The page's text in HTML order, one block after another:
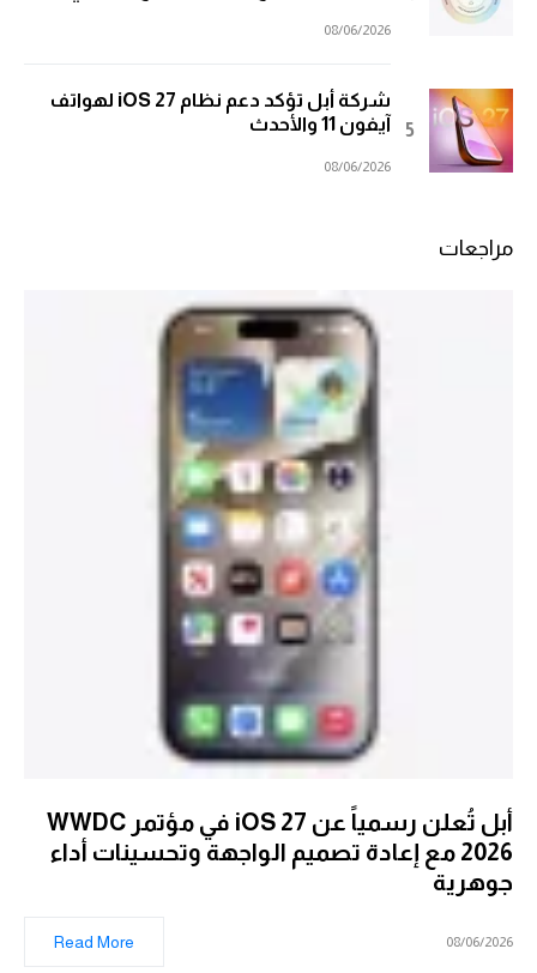
08/06/2026
شركة أبل تؤكد دعم نظام iOS 27 لهواتف
آيفون 11 والأحدث
08/06/2026
مراجعات
أبل تُعلن رسمياً عن iOS 27 في مؤتمر WWDC
2026 مع إعادة تصميم الواجهة وتحسينات أداء
جوهرية
08/06/2026
Read More